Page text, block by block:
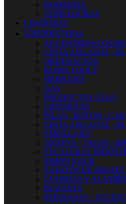
BOMBINES
CERRADURAS
LIJADORAS
 FERRETERIA
ACCESORIOS
CINTA AISLANTE -
ORDENACION
KOMA TOOLS
HERRAJES
GAS
PRODUCTOS CELO
LINTERNAS
PILAS - BOTON -
CINTA AISLANTE -
EMBALAJES
GRAPAS - TACOS -
ESCALERAS
SIMON RACK
ZAPATOS DE
CUERDAS Y
BUZONES
PERSIANAS -